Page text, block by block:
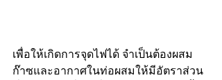
เพื่อให้เกิดการจุดไฟได้ จำเป็นต้องผสม
ก๊าซและอากาศในท่อผสมให้มีอัตราส่วน